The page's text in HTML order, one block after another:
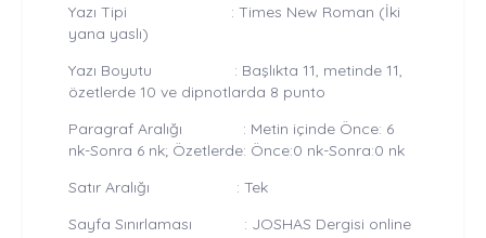
Yazı Tipi : Times New Roman (İki
yana yaslı)
Yazı Boyutu : Başlıkta 11, metinde 11,
özetlerde 10 ve dipnotlarda 8 punto
Paragraf Aralığı : Metin içinde Önce: 6
nk-Sonra 6 nk; Özetlerde: Önce:0 nk-Sonra:0 nk
Satır Aralığı : Tek
Sayfa Sınırlaması : JOSHAS Dergisi online